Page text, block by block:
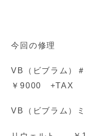
今回の修理
VB（ビブラム
￥9000 +TAX
VB（ビブラム